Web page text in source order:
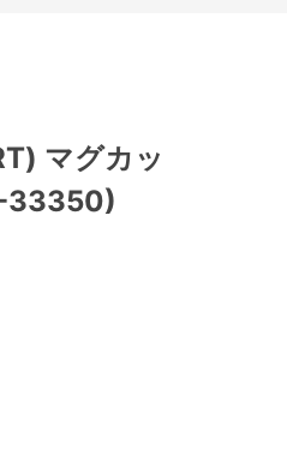
マグカッ
33350)